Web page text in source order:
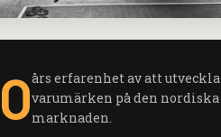
års erfarenhet av att utveckla
varumärken på den nordiska
marknaden.